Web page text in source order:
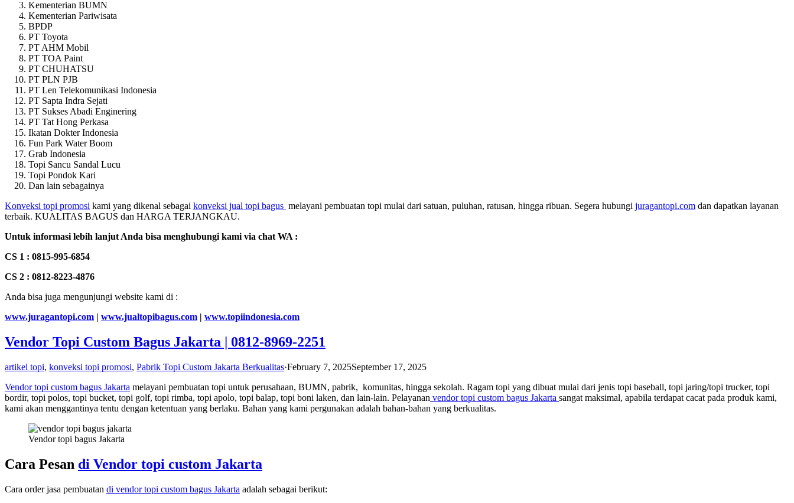
Kementerian BUMN
Kementerian Pariwisata
BPDP
PT Toyota
PT AHM Mobil
PT TOA Paint
PT CHUHATSU
PT PLN PJB
PT Len Telekomunikasi Indonesia
PT Sapta Indra Sejati
PT Sukses Abadi Enginering
PT Tat Hong Perkasa
Ikatan Dokter Indonesia
Fun Park Water Boom
Grab Indonesia
Topi Sancu Sandal Lucu
Topi Pondok Kari
Dan lain sebagainya
Konveksi topi promosi kami yang dikenal sebagai konveksi jual topi bagus melayani pembuatan topi mulai dari satuan, puluhan, ratusan, hingga ribuan. Segera hubungi juragantopi.com dan dapatkan layanan
terbaik. KUALITAS BAGUS dan HARGA TERJANGKAU.
Untuk informasi lebih lanjut Anda bisa menghubungi kami via chat WA :
CS 1 : 0815-995-6854
CS 2 : 0812-8223-4876
Anda bisa juga mengunjungi website kami di :
www.juragantopi.com | www.jualtopibagus.com | www.topiindonesia.com
Vendor Topi Custom Bagus Jakarta | 0812-8969-2251
artikel topi, konveksi topi promosi, Pabrik Topi Custom Jakarta Berkualitas·February 7, 2025September 17, 2025
Vendor topi custom bagus Jakarta melayani pembuatan topi untuk perusahaan, BUMN, pabrik, komunitas, hingga sekolah. Ragam topi yang dibuat mulai dari jenis topi baseball, topi jaring/topi trucker, topi
bordir, topi polos, topi bucket, topi golf, topi rimba, topi apolo, topi balap, topi boni laken, dan lain-lain. Pelayanan vendor topi custom bagus Jakarta sangat maksimal, apabila terdapat cacat pada produk kami,
kami akan menggantinya tentu dengan ketentuan yang berlaku. Bahan yang kami pergunakan adalah bahan-bahan yang berkualitas.
Vendor topi bagus Jakarta
Cara Pesan di Vendor topi custom Jakarta
Cara order jasa pembuatan di vendor topi custom bagus Jakarta adalah sebagai berikut: